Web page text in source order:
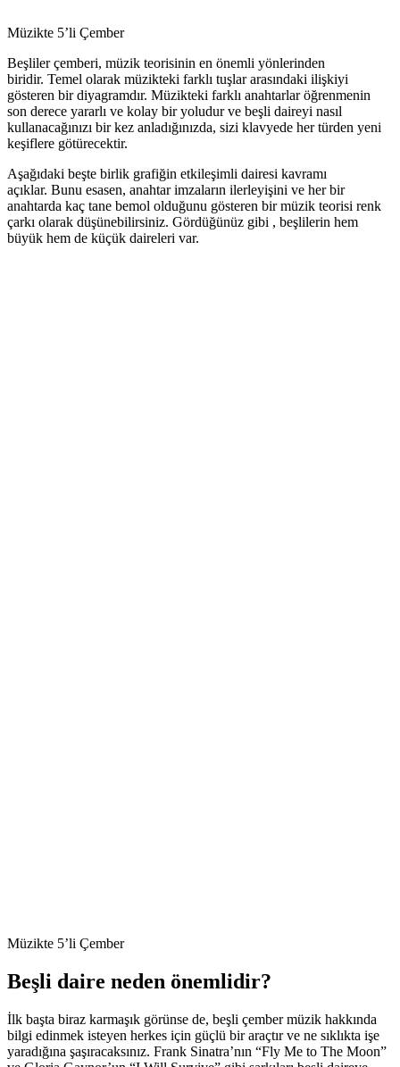
Müzikte 5’li Çember
Beşliler çemberi, müzik teorisinin en önemli yönlerinden
biridir. Temel olarak müzikteki farklı tuşlar arasındaki ilişkiyi
gösteren bir diyagramdır. Müzikteki farklı anahtarlar öğrenmenin
son derece yararlı ve kolay bir yoludur ve beşli daireyi nasıl
kullanacağınızı bir kez anladığınızda, sizi klavyede her türden yeni
keşiflere götürecektir.
Aşağıdaki beşte birlik grafiğin etkileşimli dairesi kavramı
açıklar. Bunu esasen, anahtar imzaların ilerleyişini ve her bir
anahtarda kaç tane bemol olduğunu gösteren bir müzik teorisi renk
çarkı olarak düşünebilirsiniz. Gördüğünüz gibi , beşlilerin hem
büyük hem de küçük daireleri var.
Müzikte 5’li Çember
Beşli daire neden önemlidir?
İlk başta biraz karmaşık görünse de, beşli çember müzik hakkında
bilgi edinmek isteyen herkes için güçlü bir araçtır ve ne sıklıkta işe
yaradığına şaşıracaksınız. Frank Sinatra’nın “Fly Me to The Moon”